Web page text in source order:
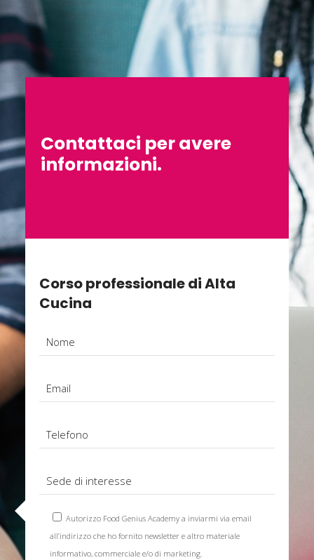
Contattaci per avere
informazioni.
Corso professionale di Alta
Cucina
Autorizzo Food Genius Academy a inviarmi via email
all’indirizzo che ho fornito newsletter e altro materiale
informativo, commerciale e/o di marketing.